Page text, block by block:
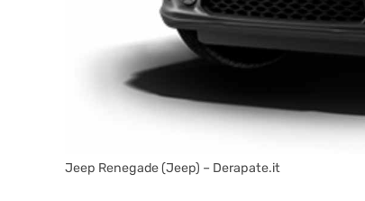
Jeep Renegade (Jeep) – Derapate.it